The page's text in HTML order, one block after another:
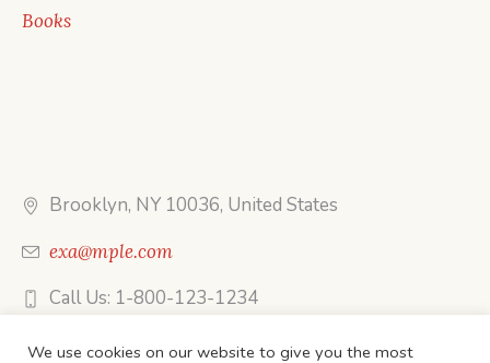
Books
Brooklyn, NY 10036, United States
exa@mple.com
Call Us: 1-800-123-1234
We use cookies on our website to give you the most